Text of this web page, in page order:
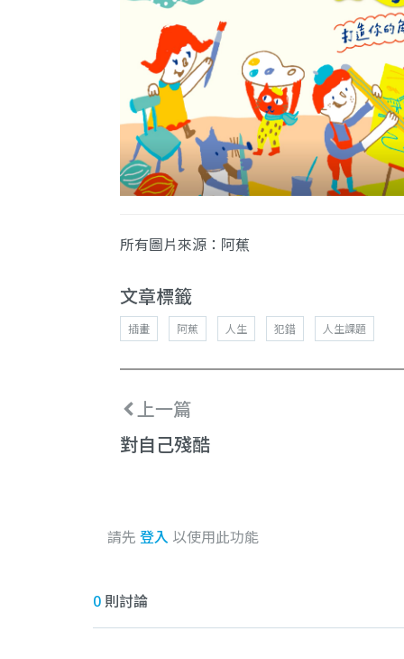
所有圖片來源：阿蕉
文章標籤
插畫 阿蕉 人生 犯錯 人生課題
上一篇
對自己殘酷
請先 登入 以使用此功能
0 則討論